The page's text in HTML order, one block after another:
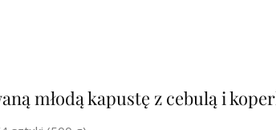
młodą kapustę z cebulą i